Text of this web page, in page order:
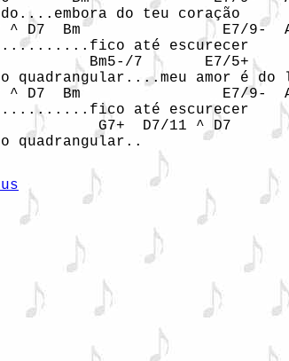
do teu coração
^ D7  Bm                E7/9-
até escurecer
Bm5-/7       E7/5+
quadrangular....meu amor é do
^ D7  Bm                E7/9-
até escurecer
G7+  D7/11 ^ D7
quadrangular..